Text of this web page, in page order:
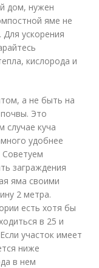
дом, нужен
яме не
ускорения
кислорода и
а не быть на
Это
случае куча
удобнее
Советуем
заграждения
яма своими
2 метра.
есть хотя бы
в 25 и
участок имеет
ниже
в нем